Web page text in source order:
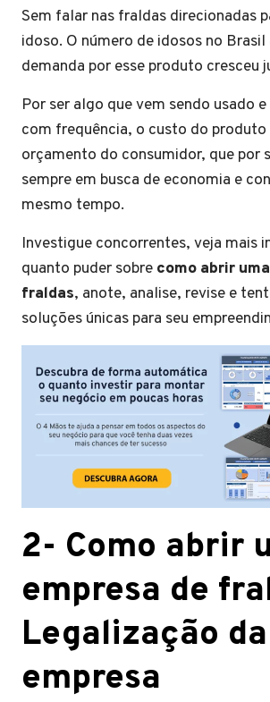
Sem falar nas fraldas direcionadas
idoso. O número de idosos no Brasil
demanda por esse produto cresceu
Por ser algo que vem sendo usado
com frequência, o custo do
orçamento do consumidor, que por
sempre em busca de economia e
mesmo tempo.
Investigue concorrentes, veja mais
quanto puder sobre como abrir
fraldas, anote, analise, revise e
soluções únicas para seu
2- Como abrir
empresa de
Legalização da
empresa